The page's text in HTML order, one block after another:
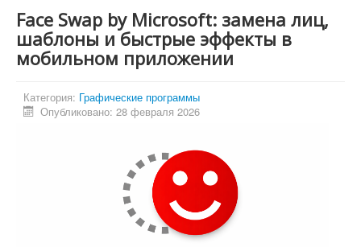
LGA 2011-3
LGA 2011
Инструкции
Системные программы
Face Swap by Microsoft: замена лиц,
шаблоны и быстрые эффекты в
мобильном приложении
Категория: Графические программы
Опубликовано: 28 февраля 2026